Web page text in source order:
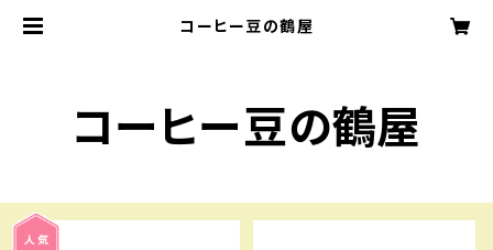
コーヒー豆の鶴屋
コーヒー豆の鶴屋